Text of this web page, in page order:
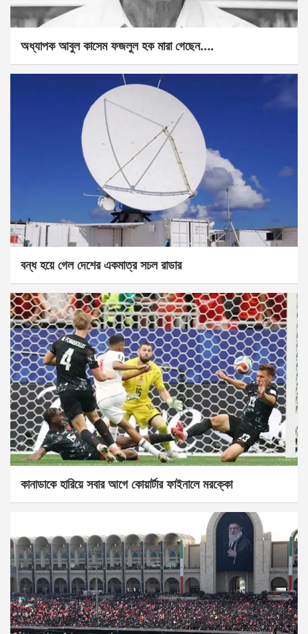
অধ্যাপক আবুল কাসেম ফজলুল হক মারা গেছেন….
বন্ধ হয়ে গেল দেশের একমাত্র সচল রাডার
কানাডাকে হারিয়ে সবার আগে কোয়ার্টার ফাইনালে মরক্কো